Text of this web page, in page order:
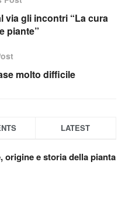
via gli incontri “La cura
piante”
molto difficile
LATEST
origine e storia della pianta